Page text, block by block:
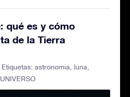
qué es y cómo
de la Tierra
astronomia luna
UNIVERSO